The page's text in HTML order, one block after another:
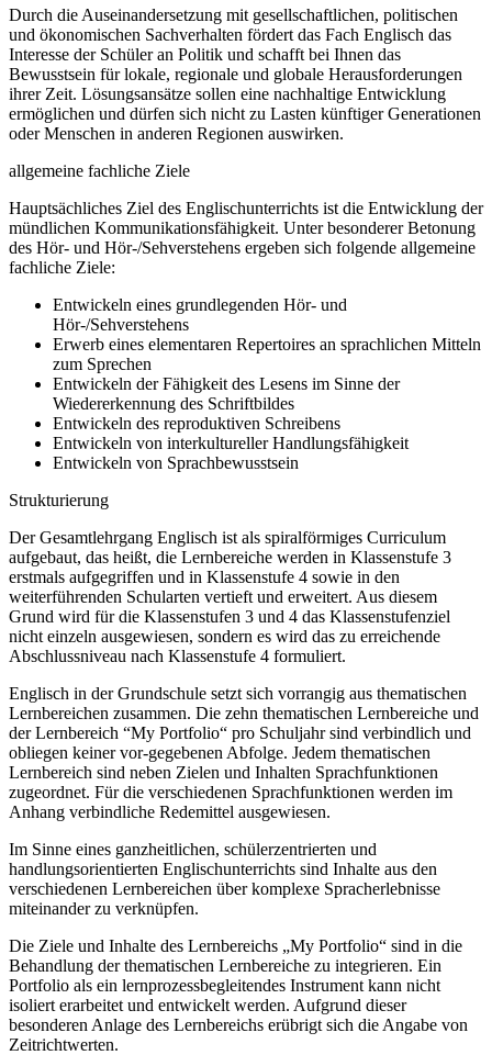
Durch die Auseinandersetzung mit gesellschaftlichen, politischen
und ökonomischen Sachverhalten fördert das Fach Englisch das
Interesse der Schüler an Politik und schafft bei Ihnen das
Bewusstsein für lokale, regionale und globale Herausforderungen
ihrer Zeit. Lösungsansätze sollen eine nachhaltige Entwicklung
ermöglichen und dürfen sich nicht zu Lasten künftiger Generationen
oder Menschen in anderen Regionen auswirken.
allgemeine fachliche Ziele
Hauptsächliches Ziel des Englischunterrichts ist die Entwicklung der
mündlichen Kommunikationsfähigkeit. Unter besonderer Betonung
des Hör- und Hör-/Sehverstehens ergeben sich folgende allgemeine
fachliche Ziele:
Entwickeln eines grundlegenden Hör- und
Hör-/Sehverstehens
Erwerb eines elementaren Repertoires an sprachlichen Mitteln
zum Sprechen
Entwickeln der Fähigkeit des Lesens im Sinne der
Wiedererkennung des Schriftbildes
Entwickeln des reproduktiven Schreibens
Entwickeln von interkultureller Handlungsfähigkeit
Entwickeln von Sprachbewusstsein
Strukturierung
Der Gesamtlehrgang Englisch ist als spiralförmiges Curriculum
aufgebaut, das heißt, die Lernbereiche werden in Klassenstufe 3
erstmals aufgegriffen und in Klassenstufe 4 sowie in den
weiterführenden Schularten vertieft und erweitert. Aus diesem
Grund wird für die Klassenstufen 3 und 4 das Klassenstufenziel
nicht einzeln ausgewiesen, sondern es wird das zu erreichende
Abschlussniveau nach Klassenstufe 4 formuliert.
Englisch in der Grundschule setzt sich vorrangig aus thematischen
Lernbereichen zusammen. Die zehn thematischen Lernbereiche und
der Lernbereich “My Portfolio“ pro Schuljahr sind verbindlich und
obliegen keiner vor-gegebenen Abfolge. Jedem thematischen
Lernbereich sind neben Zielen und Inhalten Sprachfunktionen
zugeordnet. Für die verschiedenen Sprachfunktionen werden im
Anhang verbindliche Redemittel ausgewiesen.
Im Sinne eines ganzheitlichen, schülerzentrierten und
handlungsorientierten Englischunterrichts sind Inhalte aus den
verschiedenen Lernbereichen über komplexe Spracherlebnisse
miteinander zu verknüpfen.
Die Ziele und Inhalte des Lernbereichs „My Portfolio“ sind in die
Behandlung der thematischen Lernbereiche zu integrieren. Ein
Portfolio als ein lernprozessbegleitendes Instrument kann nicht
isoliert erarbeitet und entwickelt werden. Aufgrund dieser
besonderen Anlage des Lernbereichs erübrigt sich die Angabe von
Zeitrichtwerten.